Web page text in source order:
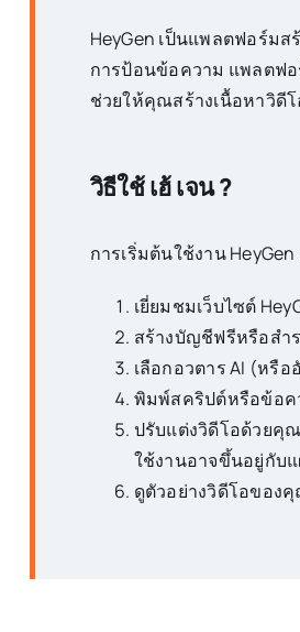
HeyGen เป็นแพลตฟอร์มส
การป้อนข้อความ แพลตฟอ
ช่วยให้คุณสร้างเนื้อหาวิดี
วิธีใช้เฮ้ เจน?
การเริ่มต้นใช้งาน HeyGen
เยี่ยมชมเว็บไซต์
สร้างบัญชีฟรีหรือสำ
เลือกอวตาร AI (หรื
พิมพ์สคริปต์หรือข้อค
ปรับแต่งวิดีโอด้วยคุ
ใช้งานอาจขึ้นอยู่กับ
ดูตัวอย่างวิดีโอของ